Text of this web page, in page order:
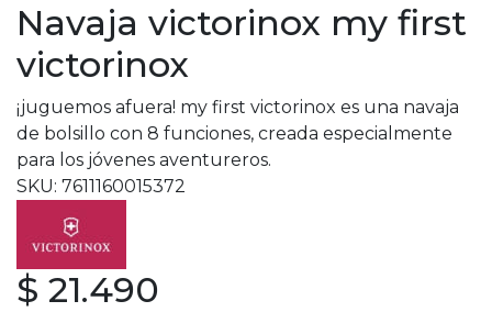
Navaja victorinox my first
victorinox
¡juguemos afuera! my first victorinox es una navaja
de bolsillo con 8 funciones, creada especialmente
para los jóvenes aventureros.
SKU: 7611160015372
$ 21.490